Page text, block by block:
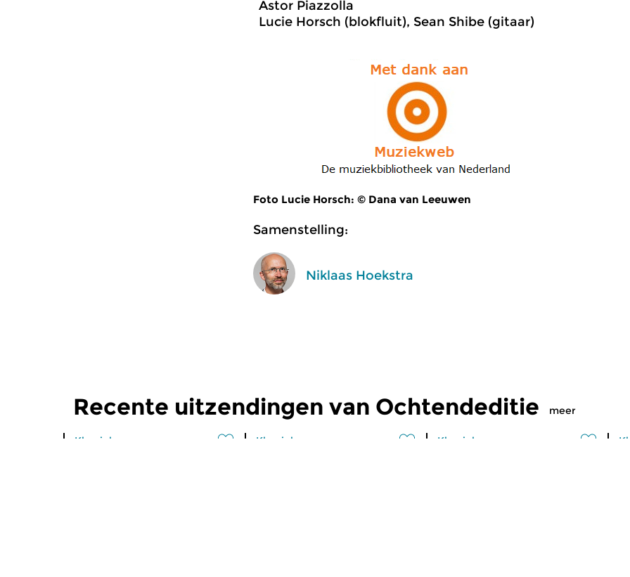
Astor Piazzolla
Lucie Horsch (blokfluit), Sean Shibe (gitaar)
Foto Lucie Horsch: © Dana van Leeuwen
Samenstelling:
Niklaas Hoekstra
Recente uitzendingen van Ochtendeditie meer
Klassiek Klassiek Klassiek